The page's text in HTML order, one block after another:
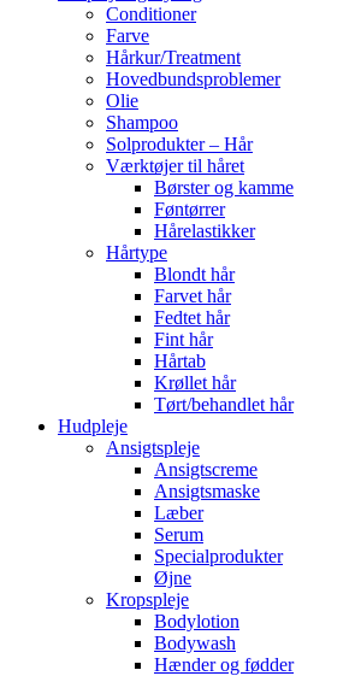
Conditioner
Farve
Hårkur/Treatment
Hovedbundsproblemer
Olie
Shampoo
Solprodukter – Hår
Værktøjer til håret
Børster og kamme
Føntørrer
Hårelastikker
Hårtype
Blondt hår
Farvet hår
Fedtet hår
Fint hår
Hårtab
Krøllet hår
Tørt/behandlet hår
Hudpleje
Ansigtspleje
Ansigtscreme
Ansigtsmaske
Læber
Serum
Specialprodukter
Øjne
Kropspleje
Bodylotion
Bodywash
Hænder og fødder